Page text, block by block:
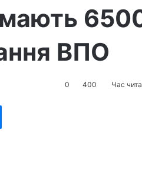
ВПО
0 400 Час